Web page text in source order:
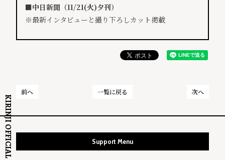
KIRINJI OFFICIAL SITE
■中日新聞（11/21(火)夕刊）
※最新インタビューと撮り下ろしカット掲載
前へ 一覧に戻る 次へ
Support Menu